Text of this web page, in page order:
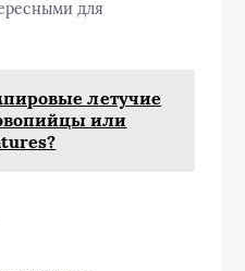
для
летучие
или